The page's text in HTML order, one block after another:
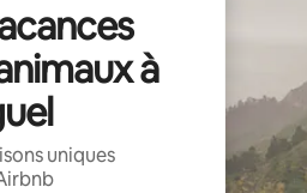
à
uniques